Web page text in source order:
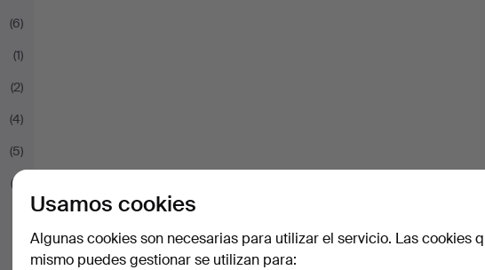
(6)
(1)
(2)
(4)
(5)
(2)
Usamos cookies
Algunas cookies son necesarias para utilizar el servicio. Las cookies
mismo puedes gestionar se utilizan para: